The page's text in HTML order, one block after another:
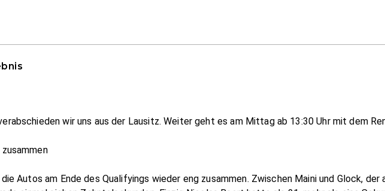
wir uns aus der Lausitz. Weiter geht es am Mittag ab 13:30 Uhr mit dem
Autos am Ende des Qualifyings wieder eng zusammen. Zwischen Maini und Glock,